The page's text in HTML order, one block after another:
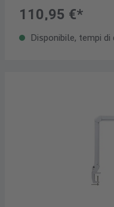
110,95 €*
Disponibile, tempi